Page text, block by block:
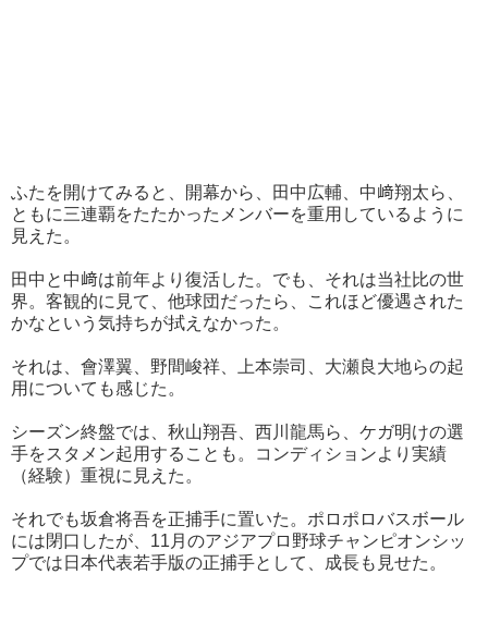
ふたを開けてみると、開幕から、田中広輔、中﨑翔太ら、
ともに三連覇をたたかったメンバーを重用しているように
見えた。
田中と中﨑は前年より復活した。でも、それは当社比の世
界。客観的に見て、他球団だったら、これほど優遇された
かなという気持ちが拭えなかった。
それは、會澤翼、野間峻祥、上本崇司、大瀬良大地らの起
用についても感じた。
シーズン終盤では、秋山翔吾、西川龍馬ら、ケガ明けの選
手をスタメン起用することも。コンディションより実績
（経験）重視に見えた。
それでも坂倉将吾を正捕手に置いた。ポロポロバスボール
には閉口したが、11月のアジアプロ野球チャンピオンシッ
プでは日本代表若手版の正捕手として、成長も見せた。